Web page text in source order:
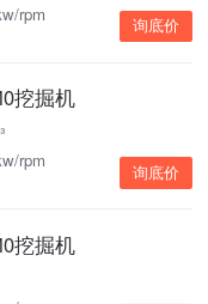
rpm
询底价
挖掘机
rpm
询底价
挖掘机